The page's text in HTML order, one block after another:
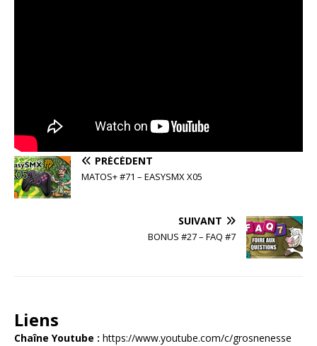
PRÉCÉDENT
MATOS+ #71 – EASYSMX X05
SUIVANT
BONUS #27 – FAQ #7
Liens
Chaîne Youtube : https://www.youtube.com/c/grosnenesse